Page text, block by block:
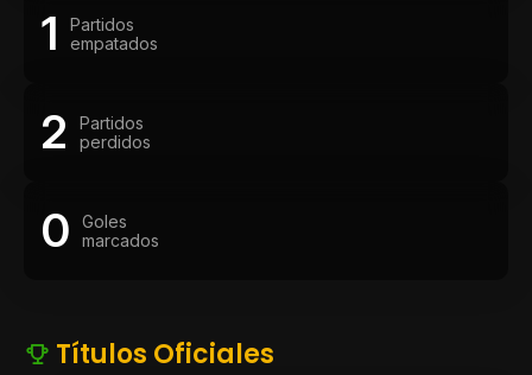
1
Partidos
empatados
2
Partidos
perdidos
0
Goles
marcados
Títulos Oficiales